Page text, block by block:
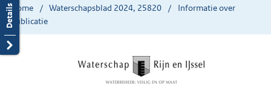
Home Waterschapsblad 2024, 25820
Informatie over
publicatie